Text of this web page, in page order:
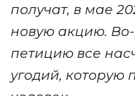
получат, в мае
новую акцию.
петицию все
угодий, которую